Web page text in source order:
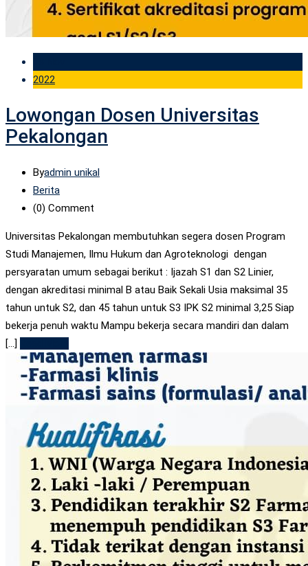
2022
Lowongan Dosen Universitas
Pekalongan
Byadmin unikal
Berita
(0) Comment
Universitas Pekalongan membutuhkan segera dosen Program
Studi Manajemen, Ilmu Hukum dan Agroteknologi dengan
persyaratan umum sebagai berikut : Ijazah S1 dan S2 Linier,
dengan akreditasi minimal B atau Baik Sekali Usia maksimal 35
tahun untuk S2, dan 45 tahun untuk S3 IPK S2 minimal 3,25 Siap
bekerja penuh waktu Mampu bekerja secara mandiri dan dalam
[...]